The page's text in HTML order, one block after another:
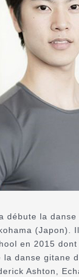
débute la
(Japon).
en 2015
la danse gitane
Ashton,